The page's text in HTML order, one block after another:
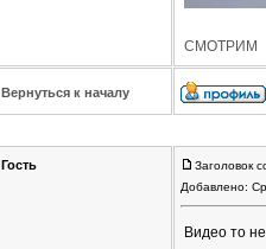
СМОТРИМ
Вернуться к началу
Гость
Заголовок
Добавлено:
Видео то